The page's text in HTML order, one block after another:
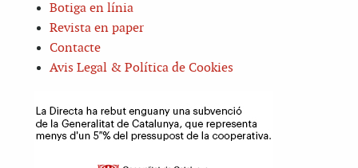
Botiga en línia
Revista en paper
Contacte
Avis Legal & Política de Cookies